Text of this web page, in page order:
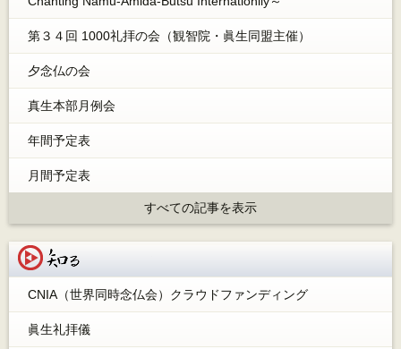
第３４回 1000礼拝の会（観智院・眞生同盟主催）
夕念仏の会
真生本部月例会
年間予定表
月間予定表
すべての記事を表示
CNIA（世界同時念仏会）クラウドファンディング
眞生礼拝儀